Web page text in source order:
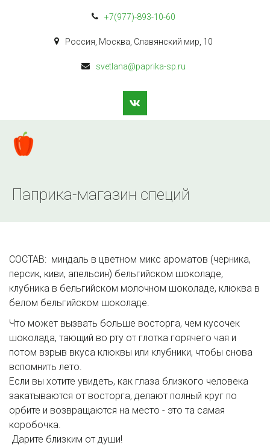
+7(977)-893-10-60
Россия Москва Славянский мир 10
svetlana@paprika-sp.ru
Паприка-магазин специй
СОСТАВ:  миндаль в цветном микс ароматов (черника,
персик, киви, апельсин) бельгийском шоколаде,
клубника в бельгийском молочном шоколаде, клюква в
белом бельгийском шоколаде.
Что может вызвать больше восторга, чем кусочек
шоколада, тающий во рту от глотка горячего чая и
потом взрыв вкуса клюквы или клубники, чтобы снова
вспомнить лето.
Если вы хотите увидеть, как глаза близкого человека
закатываются от восторга, делают полный круг по
орбите и возвращаются на место - это та самая
коробочка.
Дарите близким от души!